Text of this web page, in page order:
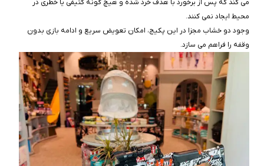
می‌ کند که پس از برخورد با هدف خرد شده و هیچ‌ گونه کثیفی یا خطری در
محیط ایجاد نمی‌ کنند.
وجود دو خشاب مجزا در این پکیج، امکان تعویض سریع و ادامه بازی بدون
وقفه را فراهم می‌ سازد.